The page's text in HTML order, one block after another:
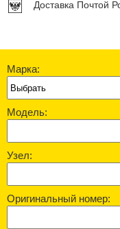
Доставка Почтой
Марка:
Модель:
Узел:
Оригинальный номер: